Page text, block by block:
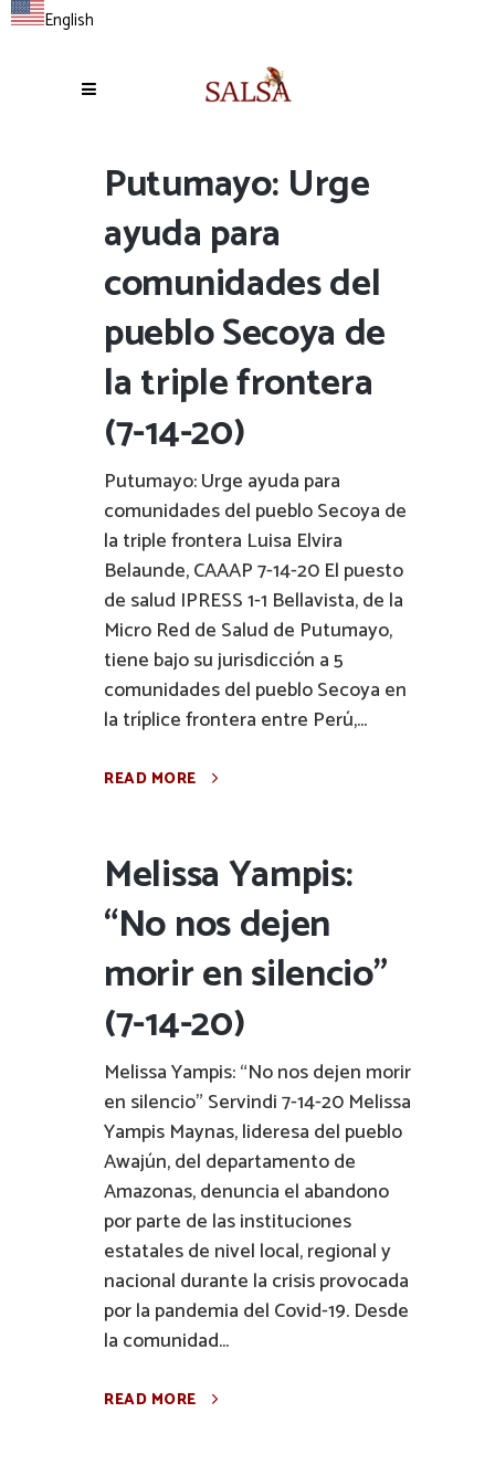
English
Putumayo: Urge
ayuda para
comunidades del
pueblo Secoya de
la triple frontera
(7-14-20)
Putumayo: Urge ayuda para
comunidades del pueblo Secoya de
la triple frontera Luisa Elvira
Belaunde, CAAAP 7-14-20 El puesto
de salud IPRESS 1-1 Bellavista, de la
Micro Red de Salud de Putumayo,
tiene bajo su jurisdicción a 5
comunidades del pueblo Secoya en
la tríplice frontera entre Perú,...
READ MORE
Melissa Yampis:
“No nos dejen
morir en silencio”
(7-14-20)
Melissa Yampis: “No nos dejen morir
en silencio” Servindi 7-14-20 Melissa
Yampis Maynas, lideresa del pueblo
Awajún, del departamento de
Amazonas, denuncia el abandono
por parte de las instituciones
estatales de nivel local, regional y
nacional durante la crisis provocada
por la pandemia del Covid-19. Desde
la comunidad...
READ MORE